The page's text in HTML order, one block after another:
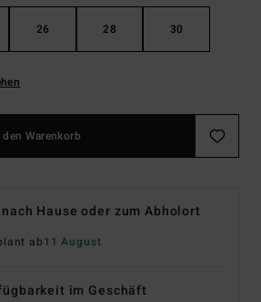
26 28 30
den Warenkorb
Hause oder zum Abholort
ab11 August
im Geschäft